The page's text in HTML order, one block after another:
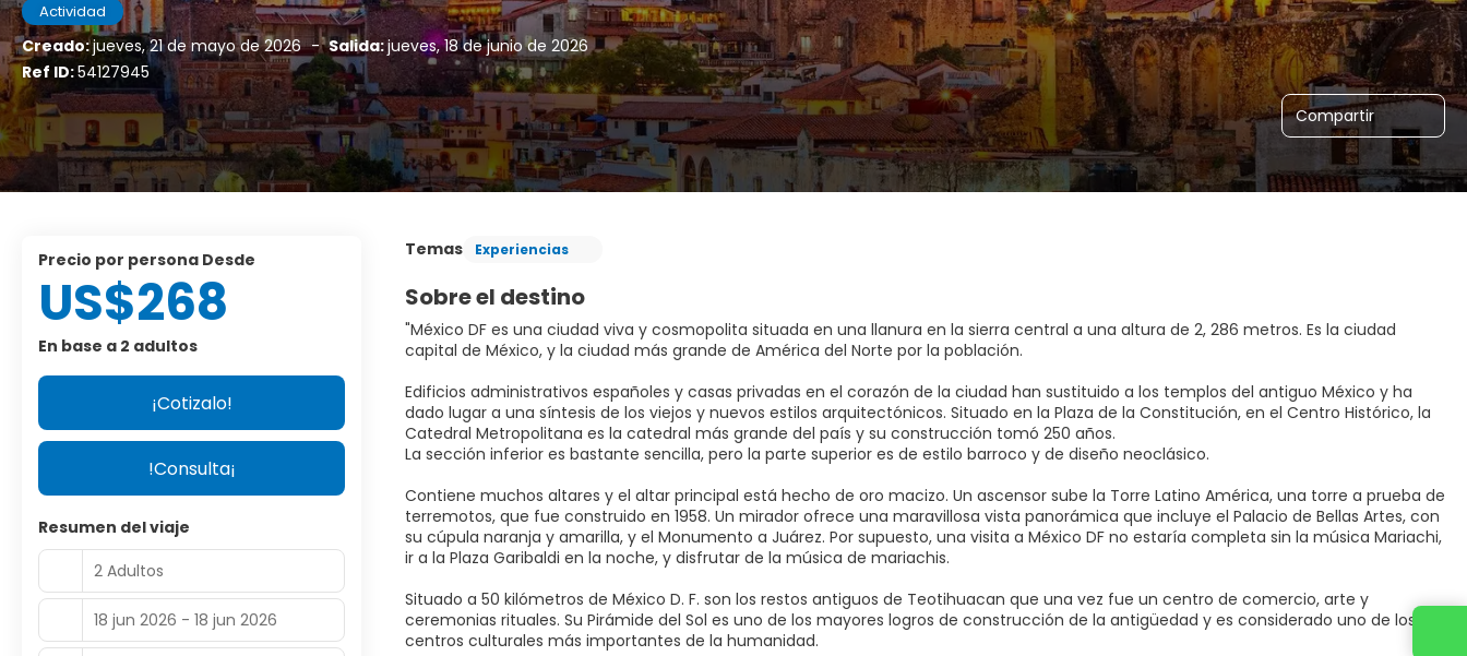
Actividad
Creado:jueves, 21 de mayo de 2026 - Salida:jueves, 18 de junio de 2026
Ref ID:54127945
Compartir
Temas Experiencias
Sobre el destino
"México DF es una ciudad viva y cosmopolita situada en una llanura en la sierra central a una altura de 2, 286 metros. Es la ciudad
capital de México, y la ciudad más grande de América del Norte por la población.
Edificios administrativos españoles y casas privadas en el corazón de la ciudad han sustituido a los templos del antiguo México y ha
dado lugar a una síntesis de los viejos y nuevos estilos arquitectónicos. Situado en la Plaza de la Constitución, en el Centro Histórico, la
Catedral Metropolitana es la catedral más grande del país y su construcción tomó 250 años.
La sección inferior es bastante sencilla, pero la parte superior es de estilo barroco y de diseño neoclásico.
Contiene muchos altares y el altar principal está hecho de oro macizo. Un ascensor sube la Torre Latino América, una torre a prueba de
terremotos, que fue construido en 1958. Un mirador ofrece una maravillosa vista panorámica que incluye el Palacio de Bellas Artes, con
su cúpula naranja y amarilla, y el Monumento a Juárez. Por supuesto, una visita a México DF no estaría completa sin la música Mariachi,
ir a la Plaza Garibaldi en la noche, y disfrutar de la música de mariachis.
Situado a 50 kilómetros de México D. F. son los restos antiguos de Teotihuacan que una vez fue un centro de comercio, arte y
ceremonias rituales. Su Pirámide del Sol es uno de los mayores logros de construcción de la antigüedad y es considerado uno de los
centros culturales más importantes de la humanidad.
precio por persona Desde
US$268
En base a 2 adultos
¡Cotizalo!
!Consulta¡
Resumen del viaje
2 Adultos
18 jun 2026 - 18 jun 2026